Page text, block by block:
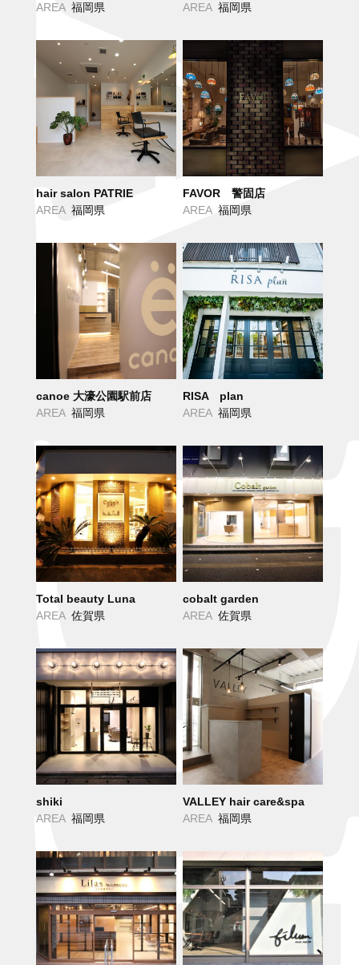
AREA 福岡県
AREA 福岡県
hair salon PATRIE
AREA 福岡県
FAVOR 警固店
AREA 福岡県
canoe 大濠公園駅前店
AREA 福岡県
RISA plan
AREA 福岡県
Total beauty Luna
AREA 佐賀県
cobalt garden
AREA 佐賀県
shiki
AREA 福岡県
VALLEY hair care&spa
AREA 福岡県